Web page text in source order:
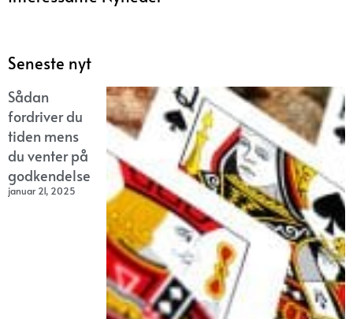
Seneste nyt
Sådan
fordriver du
tiden mens
du venter på
godkendelse
januar 21, 2025